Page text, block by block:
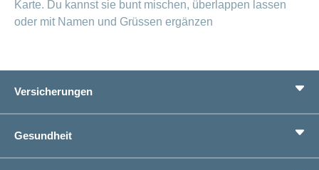
Karte. Du kannst sie bunt mischen, überlappen lassen
oder mit Namen und Grüssen ergänzen
Versicherungen
Zusatzversicherungen
Vorsorge
Gesundheit